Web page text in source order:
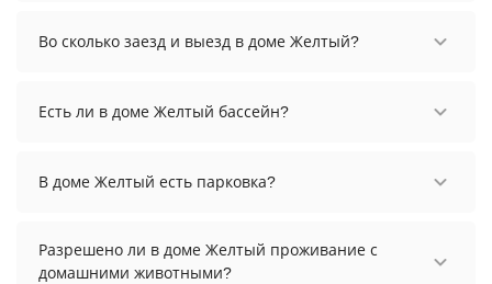
начинается от 10000 рублей. Чтобы увидеть
актуальные цены на проживание, выберите
Во сколько заезд и выезд в доме Желтый?
осуществить до 12:00.
Есть ли в доме Желтый бассейн?
В доме Желтый есть парковка?
информацию перед бронированием у
менеджера, возможно, услуга оплачивается
Разрешено ли в доме Желтый проживание с
домашними животными?